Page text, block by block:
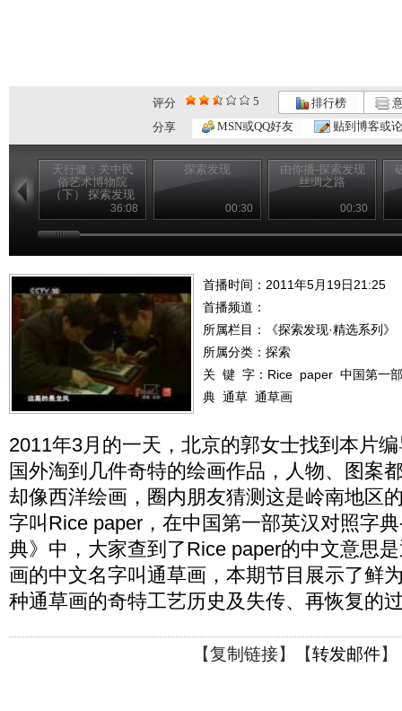
评分 5 排行榜
分享
MSN或QQ好友 贴到博客或
天行健：关中民
俗艺术博物院
（下） 探索发现
2011022836:08
探索发现
00:30
由你播-探索发现
丝绸之路
00:30
首播时间：2011年5月19日21:25
首播频道：
所属栏目：
《探索发现·精选系列》
所属分类：探索
关 键 字： Rice paper 中国第一
典 通草 通草画
2011年3月的一天，北京的郭女士找到本片
国外淘到几件奇特的绘画作品，人物、图案
却像西洋绘画，圈内朋友猜测这是岭南地区
字叫Rice paper，在中国第一部英汉对照字
典》中，大家查到了Rice paper的中文意思
画的中文名字叫通草画，本期节目展示了鲜
种通草画的奇特工艺历史及失传、再恢复的
【复制链接】【转发邮件】